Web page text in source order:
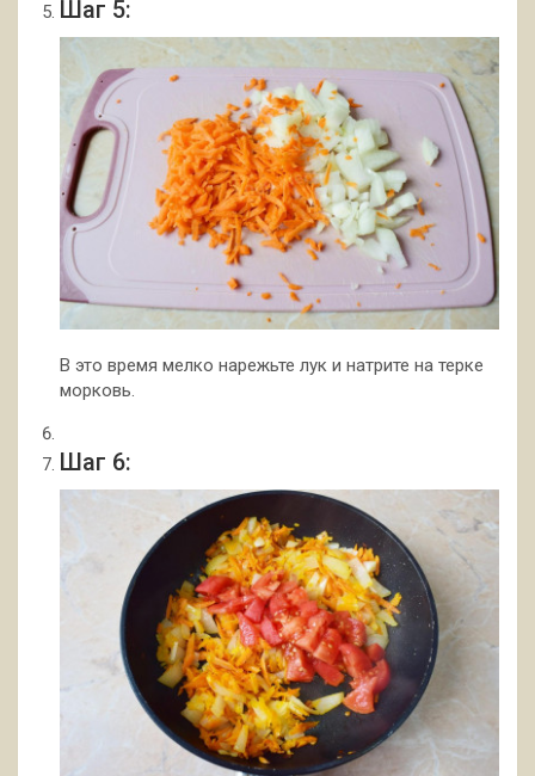
Шаг 5:
В это время мелко нарежьте лук и натрите на терке
морковь.
Шаг 6: